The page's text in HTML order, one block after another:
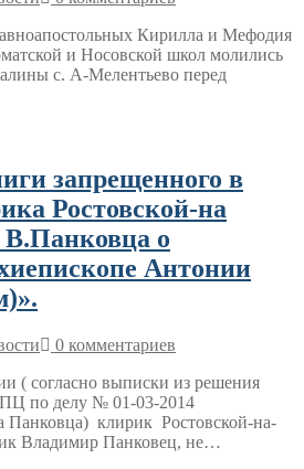
Кирилла и Мефодия
и Носовской школ молились
с. А-Мелентьево перед
запрещенного в
Ростовской-на
о
Антонии
0 комментариев
( согласно выписки из решения
по делу № 01-03-2014
Панковца) клирик Ростовской-на-
Владимир Панковец, не…